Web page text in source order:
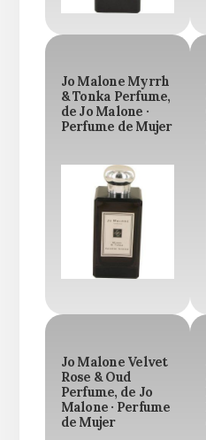
Jo Malone Myrrh
& Tonka Perfume,
de Jo Malone ·
Perfume de Mujer
Jo Malone Velvet
Rose & Oud
Perfume, de Jo
Malone · Perfume
de Mujer